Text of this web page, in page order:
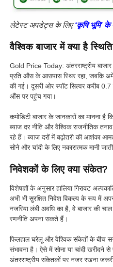
लेटेस्ट अपडेट्स के लिए‘कृषि भूमि’
वैश्विक बाजार में क्या है
Gold Price Today: अंतरराष्ट्रीय
प्रति औंस के आसपास स्थिर रहा, जबकि
की गई। दूसरी ओर स्पॉट सिल्वर करीब
औंस पर पहुंच गया।
कमोडिटी बाजार के जानकारों का मानना है
ब्याज दर नीति और वैश्विक राजनीतिक
रहे हैं। ब्याज दरों में बढ़ोतरी की आशंका
सोने और चांदी के लिए नकारात्मक मानी
निवेशकों के लिए क्या संकेत?
विशेषज्ञों के अनुसार हालिया गिरावट
अभी भी सुरक्षित निवेश विकल्प के रूप में
नजरिया लंबी अवधि का है, वे बाजार की
रणनीति अपना सकते हैं।
फिलहाल घरेलू और वैश्विक संकेतों के बीच
संभावना है। ऐसे में सोना या चांदी खरीदने
अंतरराष्ट्रीय संकेतकों पर नजर रखना जरूरी